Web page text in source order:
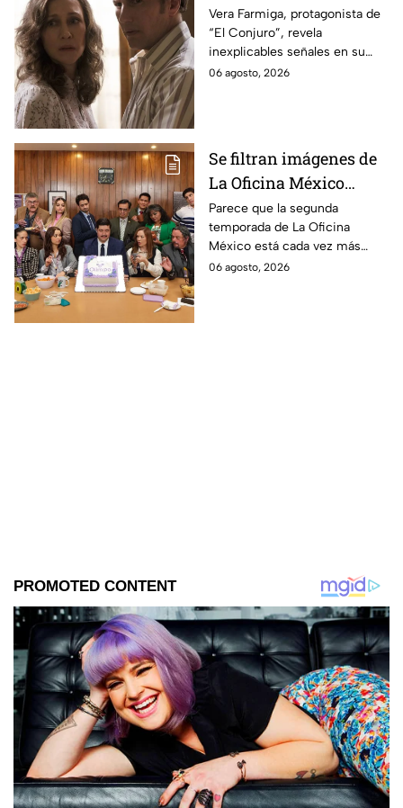
revela INQUIETANTES
señales en su cuerpo
durante la grabación de
la película
Vera Farmiga, protagonista de
“El Conjuro”, revela
inexplicables señales en su
cuerpo durante el rodaje de la
06 agosto, 2026
Se filtran imágenes de
La Oficina México
temporada 2 y un
detalle desata teorías
entre los fans
Parece que la segunda
temporada de La Oficina
México está cada vez más
cerca, pues el elenco ya se
06 agosto, 2026